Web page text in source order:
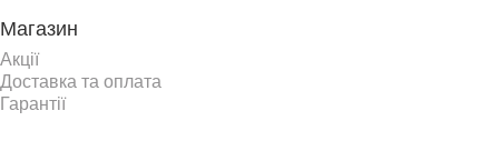
Магазин
Акції
Доставка та оплата
Гарантії